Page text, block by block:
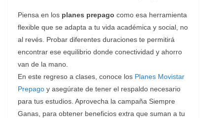
Piensa en los planes prepago como esa herramienta
flexible que se adapta a tu vida académica y social, no
al revés. Probar diferentes duraciones te permitirá
encontrar ese equilibrio donde conectividad y ahorro
van de la mano.
En este regreso a clases, conoce los Planes Movistar
Prepago y asegúrate de tener el respaldo necesario
para tus estudios. Aprovecha la campaña Siempre
Ganas, para obtener beneficios extra que suman a tu